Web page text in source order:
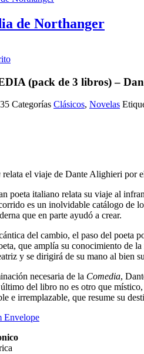
de Northanger
(pack de 3 libros) –
Categorías Clásicos, Novelas
relata el viaje de Dante Alighieri por
poeta italiano relata su viaje al
es un inolvidable catálogo de
que en parte ayudó a crear.
del cambio, el paso del poeta
que amplía su conocimiento de
y se dirigirá de su mano al bien
necesaria de la Comedia,
del libro no es otro que místico,
e irremplazable, que resume su
Envelope